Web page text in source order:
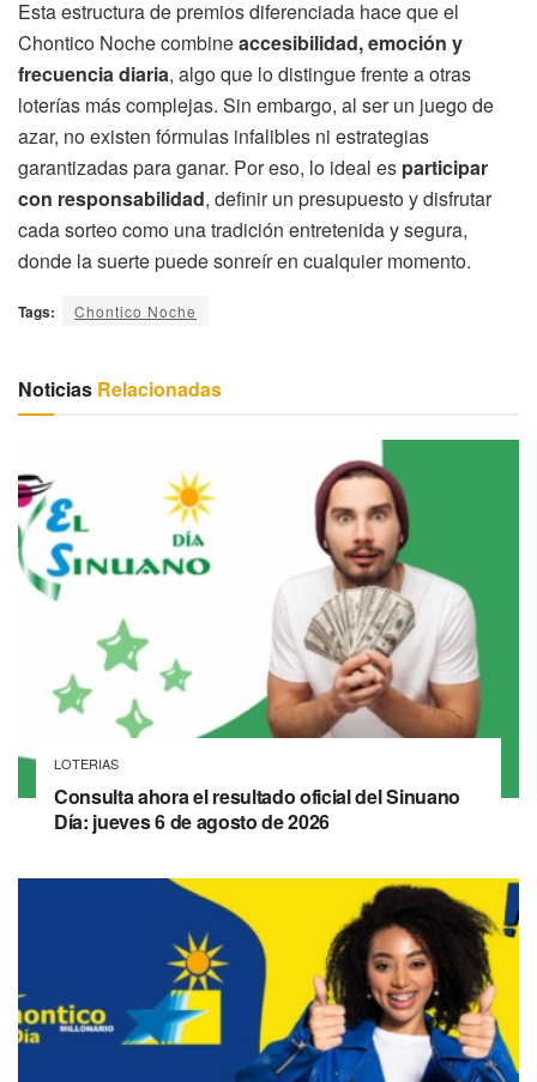
Esta estructura de premios diferenciada hace que el
Chontico Noche combineaccesibilidad, emoción y
frecuencia diaria, algo que lo distingue frente a otras
loterías más complejas. Sin embargo, al ser un juego de
azar, no existen fórmulas infalibles ni estrategias
garantizadas para ganar. Por eso, lo ideal es participar
con responsabilidad, definir un presupuesto y disfrutar
cada sorteo como una tradición entretenida y segura,
donde la suerte puede sonreír en cualquier momento.
Tags: Chontico Noche
Noticias Relacionadas
LOTERIAS
Consulta ahora el resultado oficial del Sinuano
Día: jueves 6 de agosto de 2026